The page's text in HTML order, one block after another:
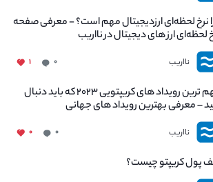
نرخ لحظه‌ای ارزدیجیتال مهم است؟ - معرفی صفحه
لحظه‌ای ارز های دیجیتال در نااریب
نااریب ۰ ۱
مهم ترین رویداد های کریپتویی ۲۰۲۳ که باید دنبال
– معرفی بهترین رویداد های جهانی
نااریب ۰ ۰
پول کریپتو چیست؟